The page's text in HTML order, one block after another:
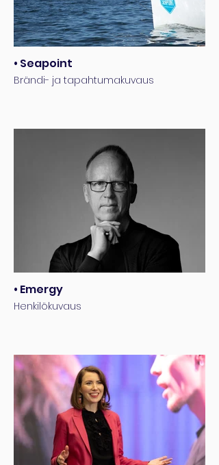
• Seapoint
Brändi- ja tapahtumakuvaus
• Emergy
Henkilökuvaus